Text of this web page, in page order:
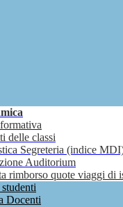
delle classi
Segreteria (indice
Auditorium
rimborso quote viaggi di
Docenti